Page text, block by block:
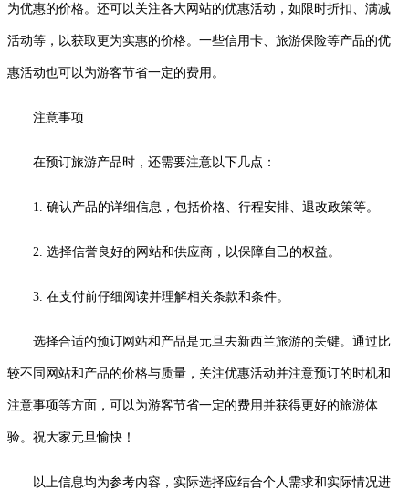
为优惠的价格。还可以关注各大网站的优惠活动，如限时折扣、满减
活动等，以获取更为实惠的价格。一些信用卡、旅游保险等产品的优
惠活动也可以为游客节省一定的费用。
注意事项
在预订旅游产品时，还需要注意以下几点：
1. 确认产品的详细信息，包括价格、行程安排、退改政策等。
2. 选择信誉良好的网站和供应商，以保障自己的权益。
3. 在支付前仔细阅读并理解相关条款和条件。
选择合适的预订网站和产品是元旦去新西兰旅游的关键。通过比
较不同网站和产品的价格与质量，关注优惠活动并注意预订的时机和
注意事项等方面，可以为游客节省一定的费用并获得更好的旅游体
验。祝大家元旦愉快！
以上信息均为参考内容，实际选择应结合个人需求和实际情况进